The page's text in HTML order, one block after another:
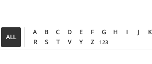
ALL
A B C D E F G H I J K
R
S T V Y Z 123